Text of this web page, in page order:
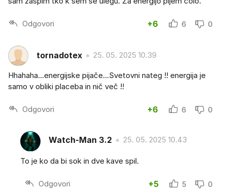
Odgovori +6 6 0
tornadotex 25. 05. 2025 10.39
Hhahaha...energijske pijače...Svetovni nateg !! energija je
samo v obliki placeba in nič več !!
Odgovori +6 6 0
Watch-Man 3.2 25. 05. 2025 10.43
To je ko da bi sok in dve kave spil.
Odgovori +5 5 0